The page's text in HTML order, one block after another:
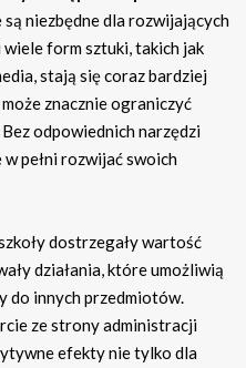
są niezbędne dla rozwijających
form sztuki, takich jak
stają się coraz bardziej
znacznie ograniczyć
odpowiednich narzędzi
pełni rozwijać swoich
dostrzegały wartość
działania, które umożliwią
do innych przedmiotów.
ze strony administracji
efekty nie tylko dla